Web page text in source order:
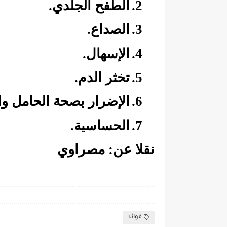
2.
الطفح الجلدي.
3.
الصداع.
4.
الإسهال.
5. تخثر الدم.
6.
الإضرار بصحة الحامل
7.
الحساسية.
نقلا عن: مصراوي
فوائد